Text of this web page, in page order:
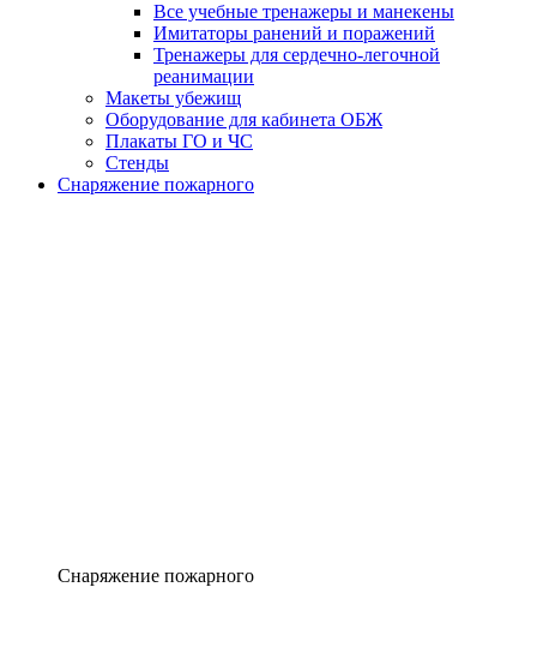
Все учебные тренажеры и манекены
Имитаторы ранений и поражений
Тренажеры для сердечно-легочной
реанимации
Макеты убежищ
Оборудование для кабинета ОБЖ
Плакаты ГО и ЧС
Стенды
Снаряжение пожарного
Снаряжение пожарного